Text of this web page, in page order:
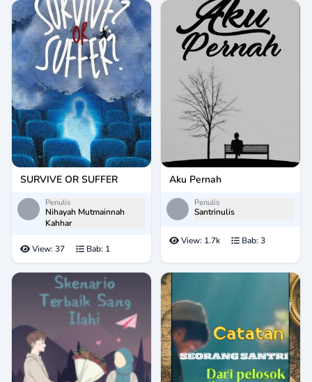
SURVIVE OR SUFFER
Penulis
Nihayah Mutmainnah
Kahhar
View: 37 Bab: 1
Aku Pernah
Penulis
Santrinulis
View: 1.7k Bab: 3